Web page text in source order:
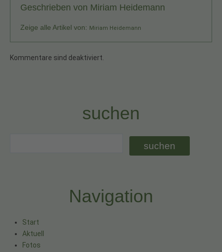
Geschrieben von Miriam Heidemann
Zeige alle Artikel von: Miriam Heidemann
Kommentare sind deaktiviert.
suchen
Navigation
Start
Aktuell
Fotos